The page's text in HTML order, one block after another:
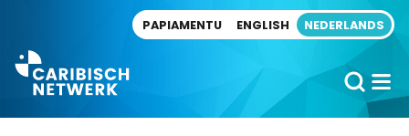
PAPIAMENTU ENGLISH NEDERLANDS